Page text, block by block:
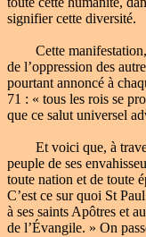
signifier cette diversité.
Cette manifestation,
de l’oppression des
pourtant annoncé à
71 : « tous les rois se
que ce salut universel
Et voici que, à travers
peuple de ses
toute nation et de toute
C’est ce sur quoi St
à ses saints Apôtres et
de l’Évangile. » On